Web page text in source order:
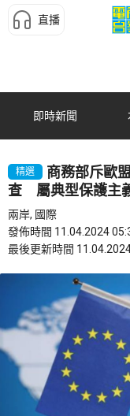
直播
即時新聞
精選
商務部斥歐
查 屬典型保護主
兩岸, 國際
發佈時間 11.04.2024
最後更新時間